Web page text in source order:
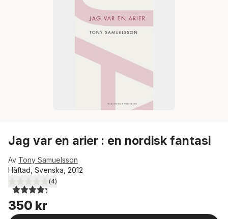
Jag var en arier : en nordisk fantasi
Av Tony Samuelsson
Häftad, Svenska, 2012
4,3utav 5 stjärnor. Totalt antal röster:
(4)
350 kr